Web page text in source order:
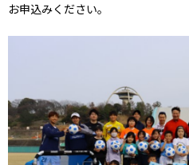
お申込みください。